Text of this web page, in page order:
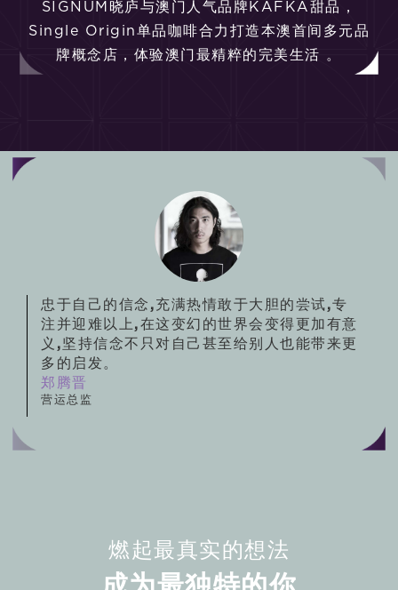
SIGNUM晓庐与澳门人气品牌KAFKA甜品，
Single Origin单品咖啡合力打造本澳首间多元品
牌概念店，体验澳门最精粹的完美生活 。
忠于自己的信念,充满热情敢于大胆的尝试,专
注并迎难以上,在这变幻的世界会变得更加有意
义,坚持信念不只对自己甚至给别人也能带来更
多的启发。
郑腾晋
营运总监
燃起最真实的想法